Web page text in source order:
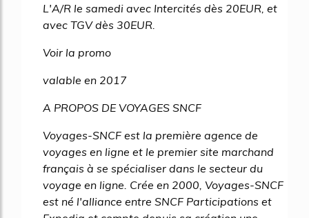
L'A/R le samedi avec Intercités dès 20EUR, et
avec TGV dès 30EUR.
Voir la promo
valable en 2017
A PROPOS DE VOYAGES SNCF
Voyages-SNCF est la première agence de
voyages en ligne et le premier site marchand
français à se spécialiser dans le secteur du
voyage en ligne. Crée en 2000, Voyages-SNCF
est né l'alliance entre SNCF Participations et